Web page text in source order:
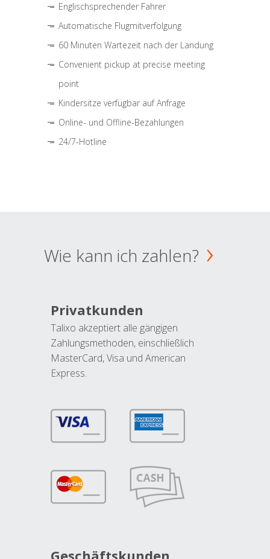
Englischsprechender Fahrer
Automatische Flugmitverfolgung
60 Minuten Wartezeit nach der Landung
Convenient pickup at precise meeting
point
Kindersitze verfügbar auf Anfrage
Online- und Offline-Bezahlungen
24/7-Hotline
Wie kann ich zahlen?
Privatkunden
Talixo akzeptiert alle gängigen
Zahlungsmethoden, einschließlich
MasterCard, Visa und American
Express.